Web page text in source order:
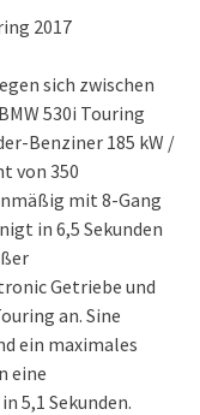
2017
sich zwischen
530i Touring
Benziner 185 kW /
von 350
mit 8-Gang
in 6,5 Sekunden
Getriebe und
an. Sine
ein maximales
eine
5,1 Sekunden.